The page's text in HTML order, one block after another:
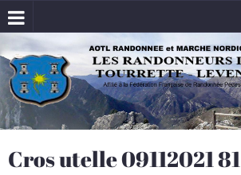
Cros utelle 09112021 81